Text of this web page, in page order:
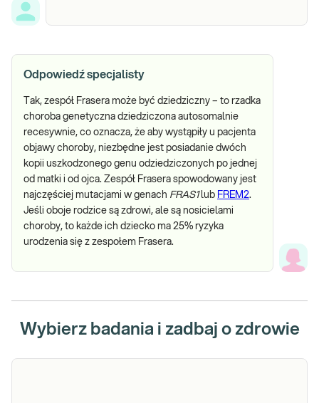
Odpowiedź specjalisty
Tak, zespół Frasera może być dziedziczny – to rzadka
choroba genetyczna dziedziczona autosomalnie
recesywnie, co oznacza, że aby wystąpiły u pacjenta
objawy choroby, niezbędne jest posiadanie dwóch
kopii uszkodzonego genu odziedziczonych po jednej
od matki i od ojca. Zespół Frasera spowodowany jest
najczęściej mutacjami w genach FRAS1lub FREM2.
Jeśli oboje rodzice są zdrowi, ale są nosicielami
choroby, to każde ich dziecko ma 25% ryzyka
urodzenia się z zespołem Frasera.
Wybierz badania i zadbaj o zdrowie